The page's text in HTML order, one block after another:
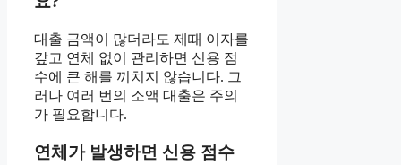
대출 금액이 많더라도 제때 이자를
갚고 연체 없이 관리하면 신용 점
수에 큰 해를 끼치지 않습니다. 그
러나 여러 번의 소액 대출은 주의
가 필요합니다.
연체가 발생하면 신용 점수